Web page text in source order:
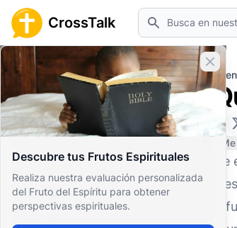
CrossTalk Buscar
Descubre tus Frutos Espirituales
Realiza nuestra evaluación personalizada
del Fruto del Espíritu para obtener
perspectivas espirituales.
Inicio Archivo de Preguntas
Inicio
Archivo de Preguntas
Nuestro blog
Contenido guardado
Preguntas Populares
0
La
una